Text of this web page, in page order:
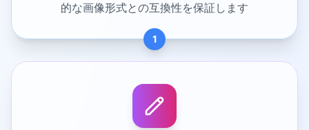
的な画像形式との互換性を保証します
1